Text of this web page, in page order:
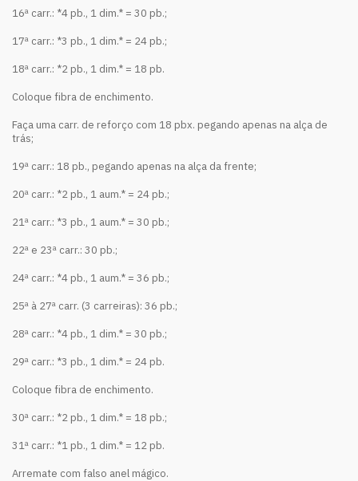
16ª carr.: *4 pb., 1 dim.* = 30 pb.;
17ª carr.: *3 pb., 1 dim.* = 24 pb.;
18ª carr.: *2 pb., 1 dim.* = 18 pb.
Coloque fibra de enchimento.
Faça uma carr. de reforço com 18 pbx. pegando apenas na alça de
trás;
19ª carr.: 18 pb., pegando apenas na alça da frente;
20ª carr.: *2 pb., 1 aum.* = 24 pb.;
21ª carr.: *3 pb., 1 aum.* = 30 pb.;
22ª e 23ª carr.: 30 pb.;
24ª carr.: *4 pb., 1 aum.* = 36 pb.;
25ª à 27ª carr. (3 carreiras): 36 pb.;
28ª carr.: *4 pb., 1 dim.* = 30 pb.;
29ª carr.: *3 pb., 1 dim.* = 24 pb.
Coloque fibra de enchimento.
30ª carr.: *2 pb., 1 dim.* = 18 pb.;
31ª carr.: *1 pb., 1 dim.* = 12 pb.
Arremate com falso anel mágico.